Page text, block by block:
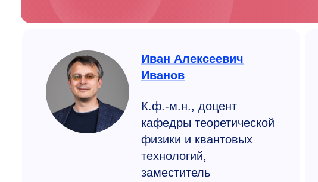
Иван Алексеевич
Иванов
К.ф.-м.н., доцент
кафедры теоретической
физики и квантовых
технологий,
заместитель